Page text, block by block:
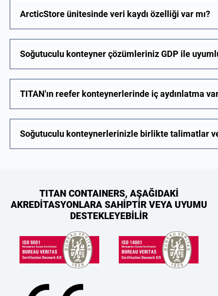
ArcticStore ünitesinde veri kaydı özelliği var mı?
Soğutuculu konteyner çözümleriniz GDP ile
TITAN'ın reefer konteynerlerinde iç aydınlatma
Soğutuculu konteynerlerinizle birlikte talimatlar
TITAN CONTAINERS, AŞAĞIDAKİ
AKREDİTASYONLARA SAHİPTİR VEYA UYUMU
DESTEKLEYEBİLİR